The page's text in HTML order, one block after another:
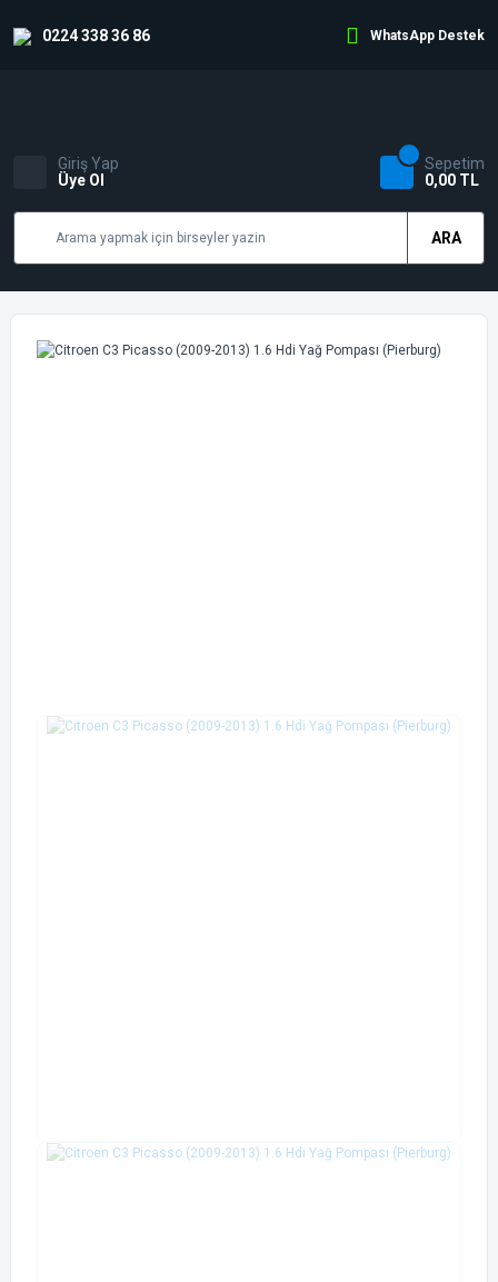
0224 338 36 86 WhatsApp Destek
ARA
Giriş Yap
Üye Ol
Sepetim
0,00 TL